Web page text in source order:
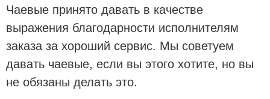
Чаевые принято давать в качестве
выражения благодарности исполнителям
заказа за хороший сервис. Мы советуем
давать чаевые, если вы этого хотите, но вы
не обязаны делать это.